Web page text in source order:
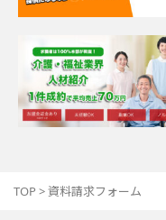
TOP >資料請求フォーム